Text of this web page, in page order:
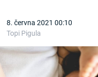
8. června 2021 00:10
Topi Pigula